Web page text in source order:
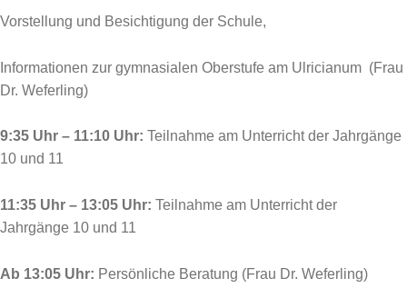
Vorstellung und Besichtigung der Schule,
Informationen zur gymnasialen Oberstufe am Ulricianum (Frau
Dr. Weferling)
9:35 Uhr – 11:10 Uhr: Teilnahme am Unterricht der Jahrgänge
10 und 11
11:35 Uhr – 13:05 Uhr: Teilnahme am Unterricht der
Jahrgänge 10 und 11
Ab 13:05 Uhr: Persönliche Beratung (Frau Dr. Weferling)